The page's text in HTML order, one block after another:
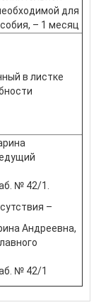
для
– 1 месяц
в листке
№ 42/1.
–
Андреевна,
№ 42/1